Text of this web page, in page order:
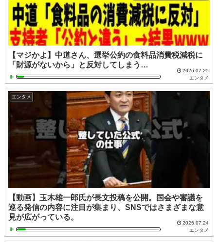
【マジかよ】中道さん、選挙公約の食料品消費税減税に
「財源がないから」と反対してしまう…
2026.07.25
エンタメ
エンタメ
【動画】玉木雄一郎氏が長文投稿を公開。国会や審議を
巡る発信の内容に注目が集まり、SNSではさまざまな意
見が広がっている。
2026.07.24
エンタメ